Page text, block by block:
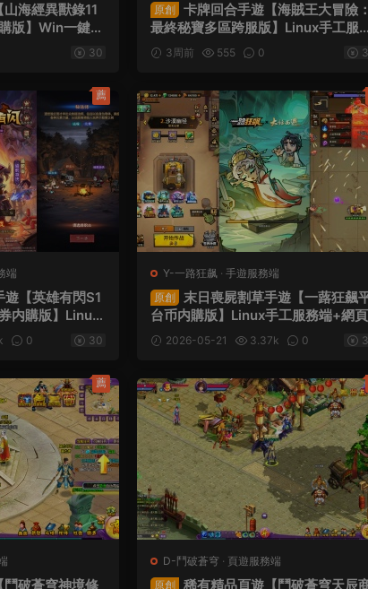
海經異獸錄11
版】Win一鍵服
理後台+熱更修
教程
30
原創
卡牌回合手遊【海賊王大冒險：
最終秘寶多區跨服版】Linux手工服務
端+管理後台+CDK授權後台+安卓+
頻架設教程
3周前 555 0
端
遊【英雄有閃S1
内購版】Linux
+運維後台+管理
權後台+安卓
0 30
薦
Y-一路狂飙 · 手遊服務端
原創
末日喪屍割草手遊【一蕗狂飆
台币内購版】Linux手工服務端+網頁
注冊+管理後台+代理後台+商城後
CDK授權後台+安卓蘋果雙端+視頻架
2026-05-21 3.37k 0
破蒼穹神境修
薦
D-鬥破蒼穹 · 頁遊服務端
原創
稀有精品頁遊【鬥破蒼穹天辰